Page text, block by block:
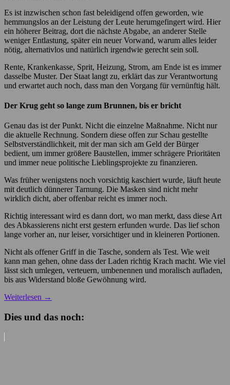
Es ist inzwischen schon fast beleidigend offen geworden, wie
hemmungslos an der Leistung der Leute herumgefingert wird. Hier
ein höherer Beitrag, dort die nächste Abgabe, an anderer Stelle
weniger Entlastung, später ein neuer Vorwand, warum alles leider
nötig, alternativlos und natürlich irgendwie gerecht sein soll.
Rente, Krankenkasse, Sprit, Heizung, Strom, am Ende ist es immer
dasselbe Muster. Der Staat langt zu, erklärt das zur Verantwortung
und erwartet auch noch, dass man den Vorgang für vernünftig hält.
Der Krug geht so lange zum Brunnen, bis er bricht
Genau das ist der Punkt. Nicht die einzelne Maßnahme. Nicht nur
die aktuelle Rechnung. Sondern diese offen zur Schau gestellte
Selbstverständlichkeit, mit der man sich am Geld der Bürger
bedient, um immer größere Baustellen, immer schrägere Prioritäten
und immer neue politische Lieblingsprojekte zu finanzieren.
Was früher wenigstens noch vorsichtig kaschiert wurde, läuft heute
mit deutlich dünnerer Tarnung. Die Masken sind nicht mehr
wirklich dicht, aber offenbar reicht es immer noch.
Richtig interessant wird es dann dort, wo man merkt, dass diese Art
des Abkassierens nicht erst gestern erfunden wurde. Das lief schon
lange vorher an, nur leiser, vorsichtiger und in kleineren Portionen.
Nicht als offener Griff in die Tasche, sondern als Test. Wie weit
kann man gehen, ohne dass der Laden richtig Krach macht. Wie viel
lässt sich umlegen, verteuern, umbenennen und moralisch aufladen,
bis aus Widerstand bloße Gewöhnung wird.
Weiterlesen →
Dies und das noch: